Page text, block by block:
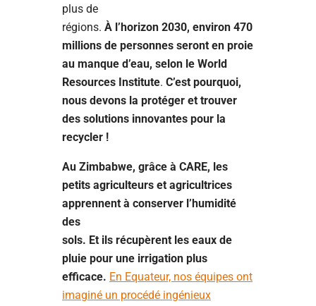
plus de
régions. À l’horizon 2030, environ 470
millions de personnes seront en proie
au manque d’eau, selon le World
Resources Institute. C’est pourquoi,
nous devons la protéger et trouver
des solutions innovantes pour la
recycler !
Au Zimbabwe, grâce à CARE, les
petits agriculteurs et agricultrices
apprennent à conserver l’humidité
des
sols. Et ils récupèrent les eaux de
pluie pour une irrigation plus
efficace. En Equateur, nos équipes ont
imaginé un procédé ingénieux